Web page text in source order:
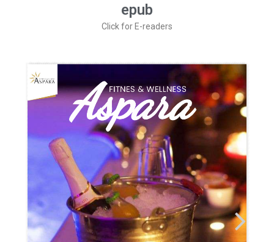
epub
Click for E-readers